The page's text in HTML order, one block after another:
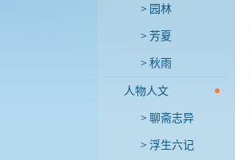
园林
芳夏
秋雨
人物人文
聊斋志异
浮生六记